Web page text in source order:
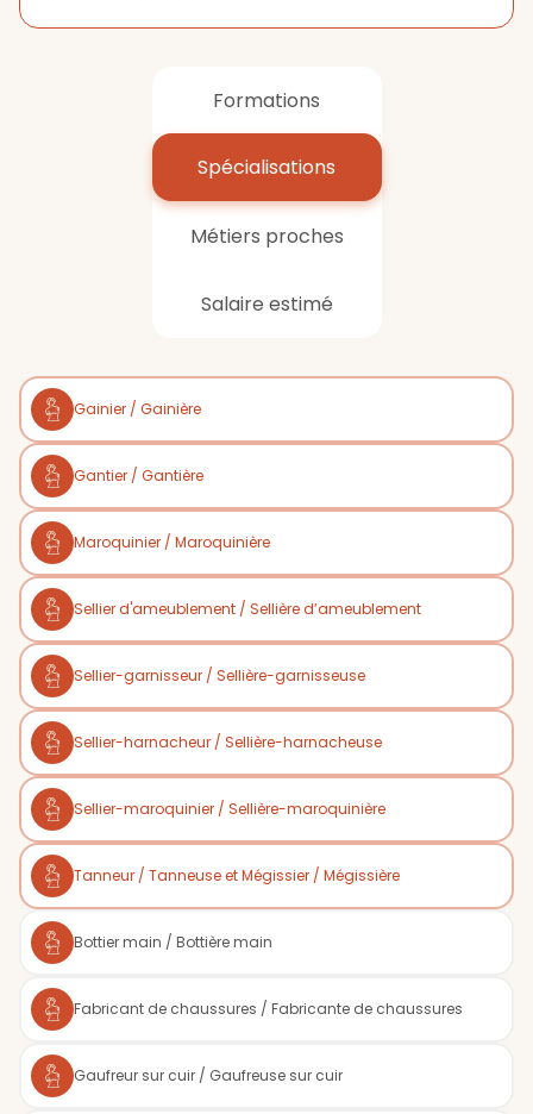
Formations
Spécialisations
Métiers proches
Salaire estimé
Gainier / Gainière
Gantier / Gantière
Maroquinier / Maroquinière
Sellier d'ameublement / Sellière d’ameublement
Sellier-garnisseur / Sellière-garnisseuse
Sellier-harnacheur / Sellière-harnacheuse
Sellier-maroquinier / Sellière-maroquinière
Tanneur / Tanneuse et Mégissier / Mégissière
Bottier main / Bottière main
Fabricant de chaussures / Fabricante de chaussures
Gaufreur sur cuir / Gaufreuse sur cuir